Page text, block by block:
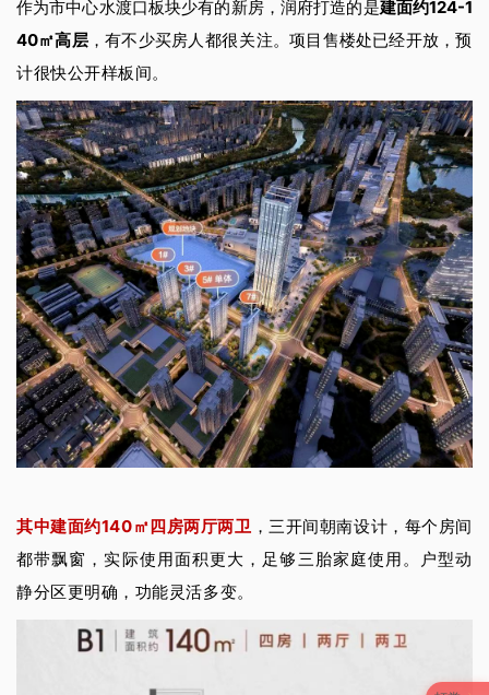
作为市中心水渡口板块少有的新房，润府打造的是建面约124-1
40㎡高层，有不少买房人都很关注。项目售楼处已经开放，预
计很快公开样板间。
其中建面约140㎡四房两厅两卫 ， 三开间朝南设计，每个房间
都带飘窗，实际使用面积更大，足够三胎家庭使用。户型动
静分区更明确，功能灵活多变。